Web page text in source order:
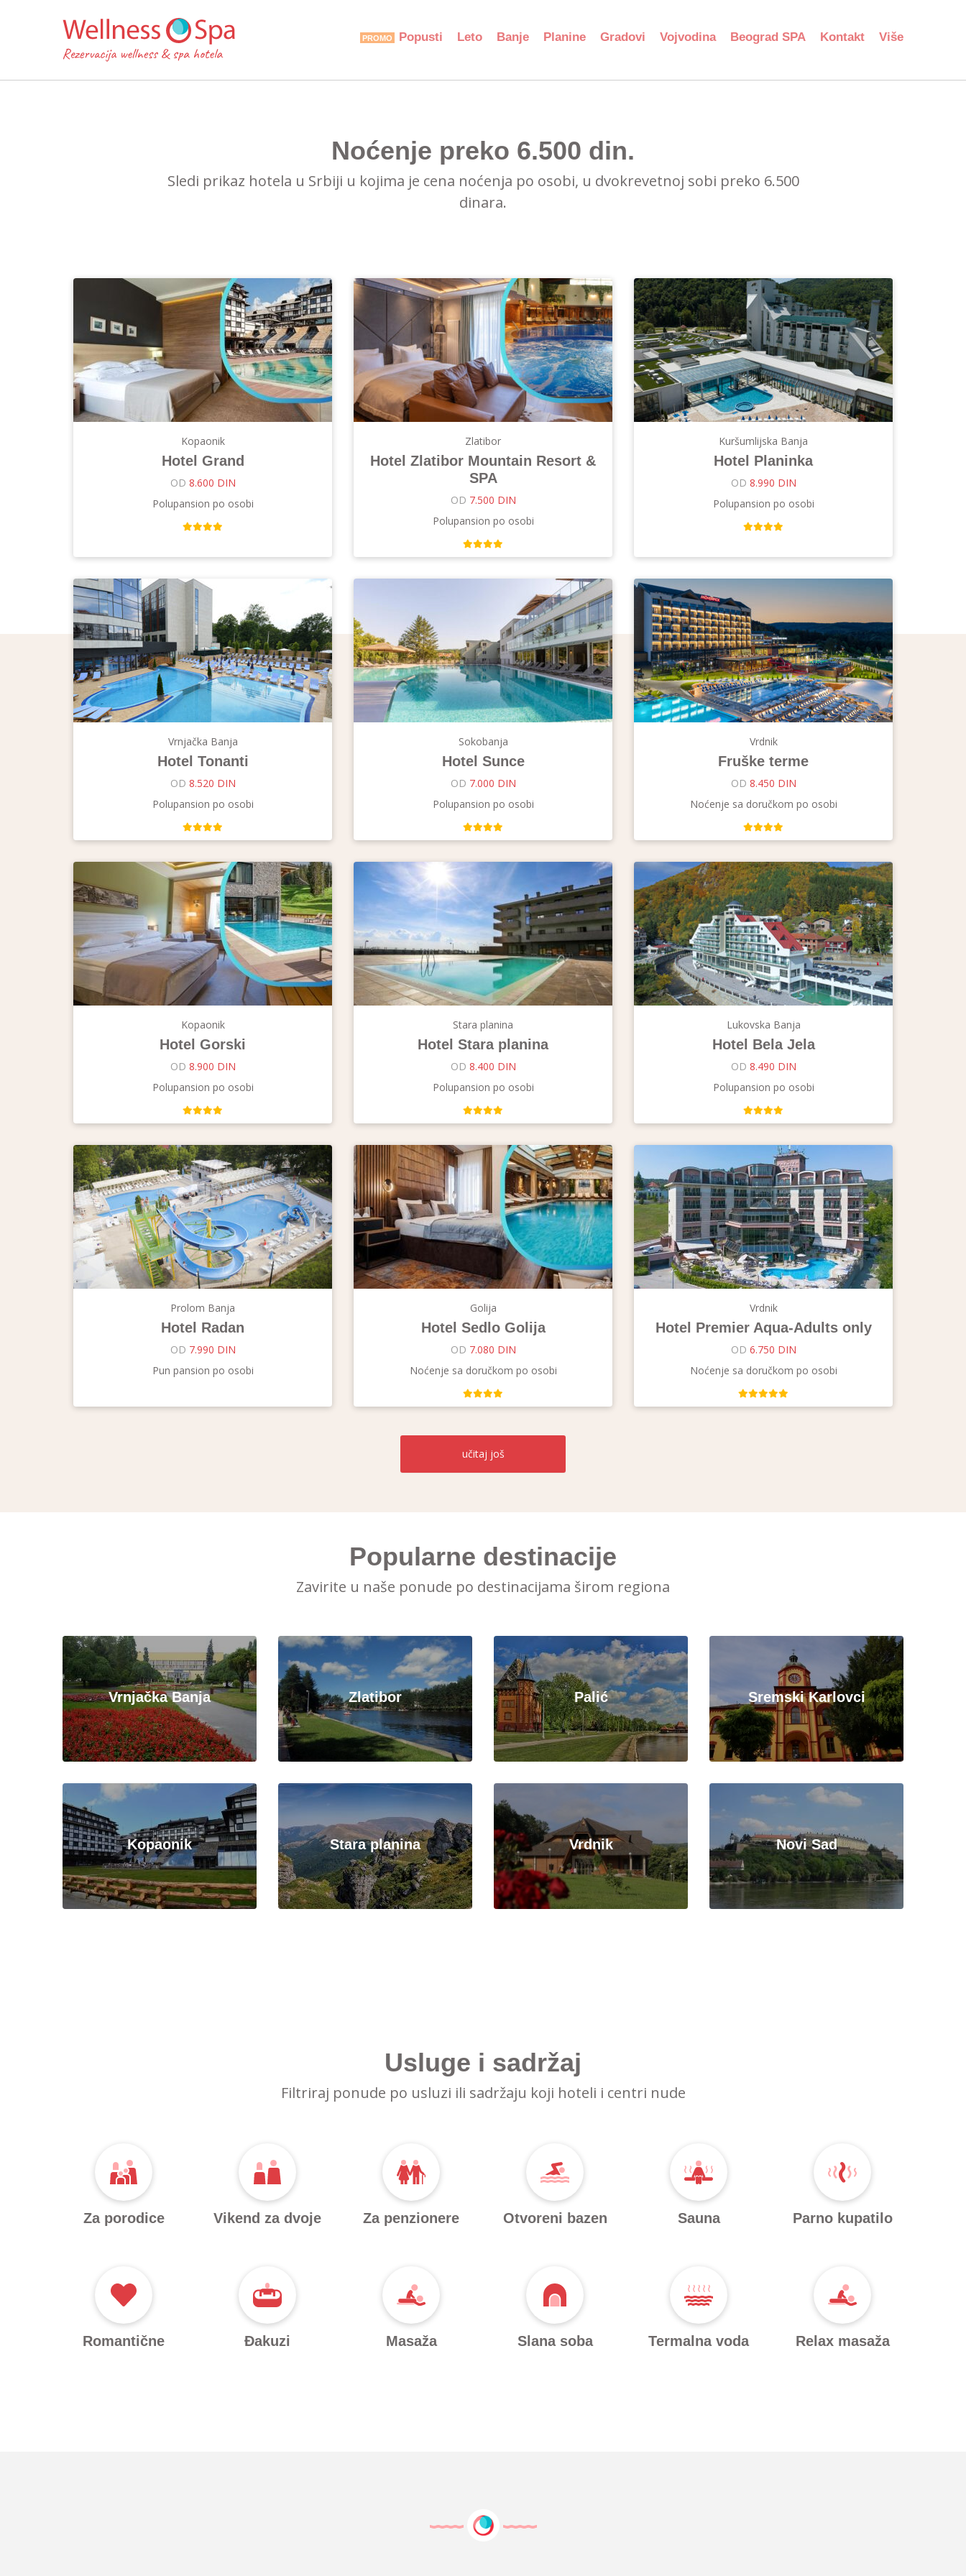
Popusti Leto Banje Planine Gradovi Vojvodina Beograd SPA Kontakt Više
Noćenje preko 6.500 din.
Sledi prikaz hotela u Srbiji u kojima je cena noćenja po osobi, u dvokrevetnoj sobi preko 6.500
dinara.
Kopaonik
Hotel Grand
OD 8.600 DIN
Polupansion po osobi
Zlatibor
Hotel Zlatibor Mountain Resort &
SPA
OD 7.500 DIN
Polupansion po osobi
Kuršumlijska Banja
Hotel Planinka
OD 8.990 DIN
Polupansion po osobi
Vrnjačka Banja
Hotel Tonanti
OD 8.520 DIN
Polupansion po osobi
Sokobanja
Hotel Sunce
OD 7.000 DIN
Polupansion po osobi
Vrdnik
Fruške terme
OD 8.450 DIN
Noćenje sa doručkom po osobi
Kopaonik
Hotel Gorski
OD 8.900 DIN
Polupansion po osobi
Stara planina
Hotel Stara planina
OD 8.400 DIN
Polupansion po osobi
Lukovska Banja
Hotel Bela Jela
OD 8.490 DIN
Polupansion po osobi
Prolom Banja
Hotel Radan
OD 7.990 DIN
Pun pansion po osobi
Golija
Hotel Sedlo Golija
OD 7.080 DIN
Noćenje sa doručkom po osobi
Vrdnik
Hotel Premier Aqua-Adults only
OD 6.750 DIN
Noćenje sa doručkom po osobi
učitaj još
Popularne destinacije
Zavirite u naše ponude po destinacijama širom regiona
Vrnjačka Banja Zlatibor Palić Sremski Karlovci
Kopaonik Stara planina Vrdnik Novi Sad
Usluge i sadržaj
Filtriraj ponude po usluzi ili sadržaju koji hoteli i centri nude
Za porodice Vikend za dvoje Za penzionere Otvoreni bazen Sauna Parno kupatilo
Romantične Đakuzi Masaža Slana soba Termalna voda Relax masaža